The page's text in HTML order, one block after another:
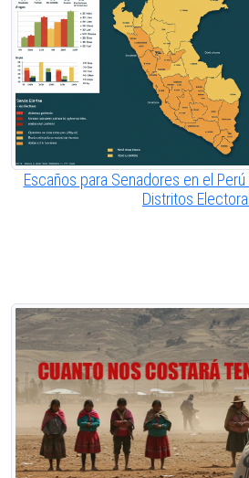
Escaños para Senadores en el
Distritos